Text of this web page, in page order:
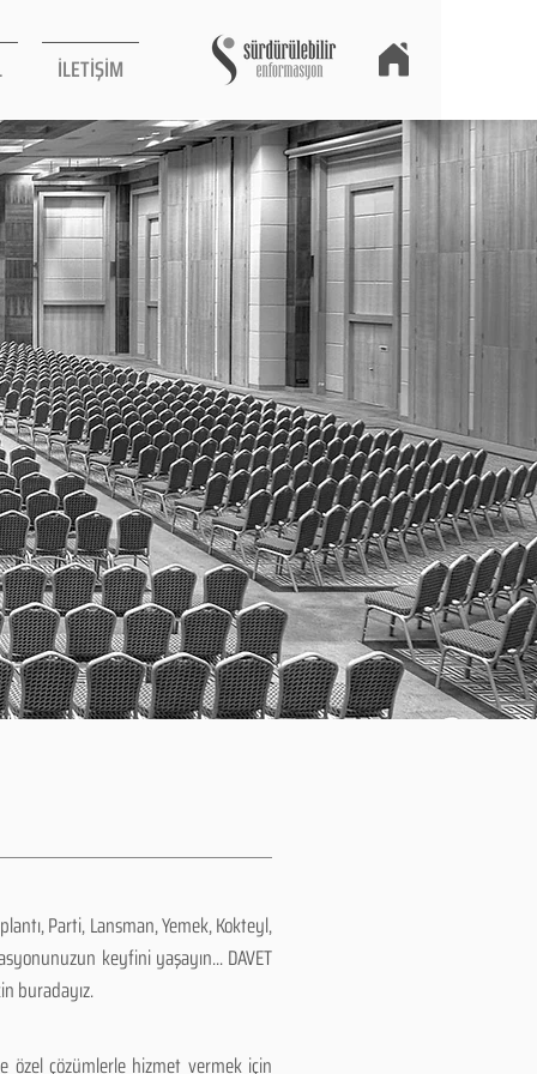
İLETİŞİM
Parti, Lansman, Yemek, Kokteyl,
keyfini yaşayın... DAVET
buradayız.
özel çözümlerle hizmet vermek için